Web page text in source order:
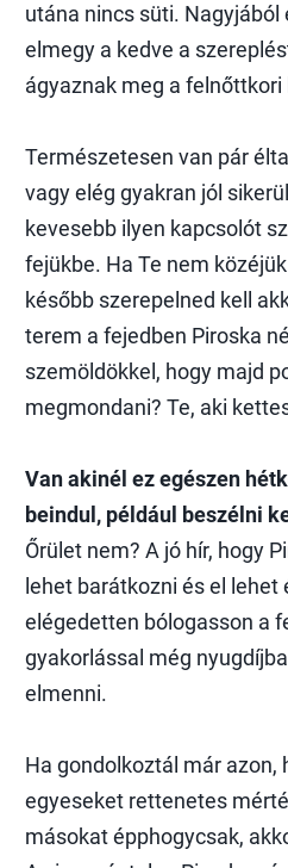
utána nincs süti.
elmegy a kedve a
ágyaznak meg a
Természetesen van pár
vagy elég gyakran jól
kevesebb ilyen kapcsolót
fejükbe. Ha Te nem
később szerepelned kell
terem a fejedben Piroska
szemöldökkel, hogy majd
megmondani? Te, aki
Van akinél ez egészen
beindul, például beszélni
Őrület nem? A jó hír, hogy
lehet barátkozni és el lehet
elégedetten bólogasson a
gyakorlással még
elmenni.
Ha gondolkoztál már azon,
egyeseket rettenetes
másokat épphogycsak,